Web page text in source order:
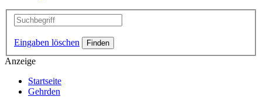
Eingaben löschen
Anzeige
Startseite
Gehrden